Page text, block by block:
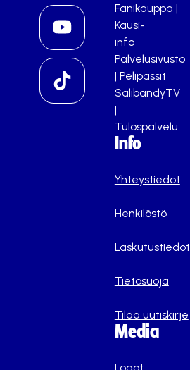
Fanikauppa |
Kausi-
info
Palvelusivusto
| Pelipassit
SalibandyTV
|
Tulospalvelu
Info
Yhteystiedot
Henkilöstö
Laskutustiedot
Tietosuoja
Tilaa uutiskirje
Media